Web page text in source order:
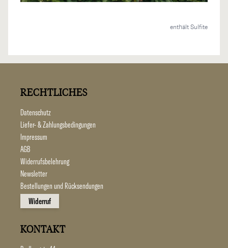
enthält Sulfite
RECHTLICHES
Datenschutz
Liefer- & Zahlungsbedingungen
Impressum
AGB
Widerrufsbelehrung
Newsletter
Bestellungen und Rücksendungen
Widerruf
KONTAKT